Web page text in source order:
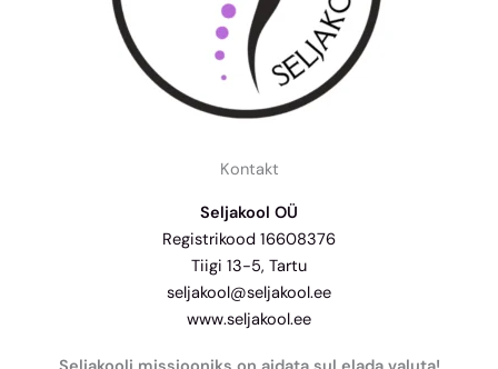
Kontakt
Seljakool OÜ
Registrikood 16608376
Tiigi 13-5, Tartu
seljakool@seljakool.ee
www.seljakool.ee